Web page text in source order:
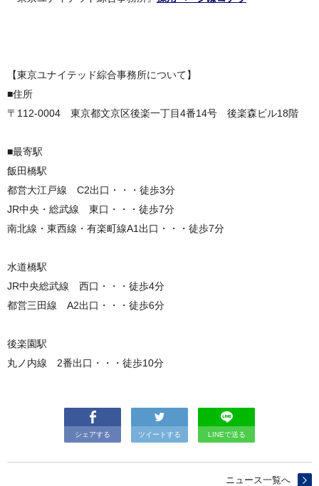
【東京ユナイテッド綜合事務所について】
■住所
〒112-0004 東京都文京区後楽一丁目4番14号 後楽森ビル18階
■最寄駅
飯田橋駅
都営大江戸線 C2出口・・・徒歩3分
JR中央・総武線 東口・・・徒歩7分
南北線・東西線・有楽町線A1出口・・・徒歩7分
水道橋駅
JR中央総武線 西口・・・徒歩4分
都営三田線 A2出口・・・徒歩6分
後楽園駅
丸ノ内線 2番出口・・・徒歩10分
シェアする ツイートする LINEで送る
ニュース一覧へ